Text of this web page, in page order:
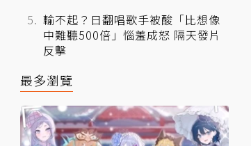
輸不起？日翻唱歌手被酸「比想像
中難聽500倍」惱羞成怒 隔天發片
反擊
最多瀏覽